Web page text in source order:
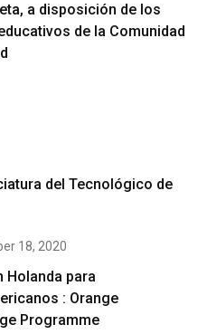
a disposición de los
de la Comunidad
del Tecnológico de
18, 2020
Holanda para
: Orange
Programme